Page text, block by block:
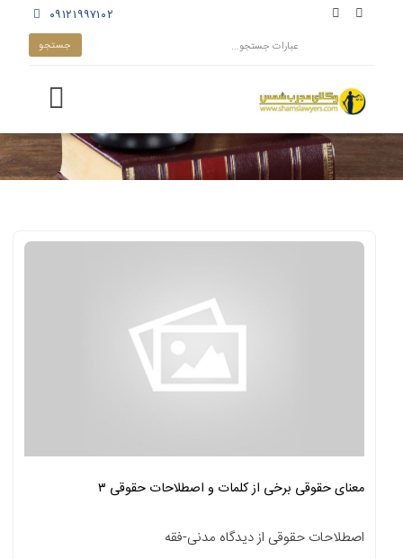
۰۹۱۲۱۹۹۷۱۰۲
معنای حقوقی برخی از کلمات و اصطلاحات حقوقی ۳
اصطلاحات حقوقی از دیدگاه مدنی-فقه